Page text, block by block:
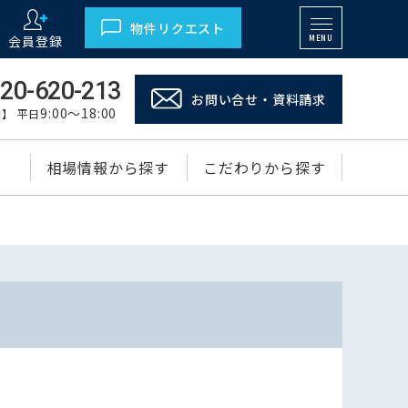
会員登録
物件リクエスト
MENU
620-213
平日9:00～18:00
お問い合せ・資料請求
相場情報から探す こだわりから探す